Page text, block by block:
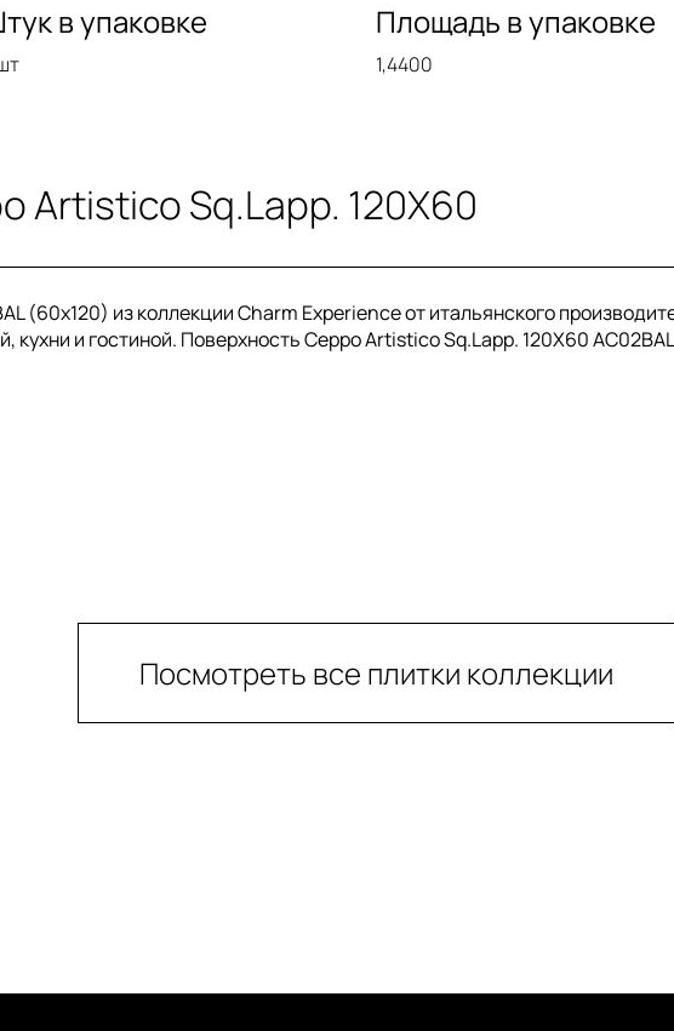
в упаковке Площадь в упаковке
1,4400
Artistico Sq.Lapp. 120X60
(60x120) из коллекции Charm Experience от итальянского
кухни и гостиной. Поверхность Ceppo Artistico Sq.Lapp. 120X60
Посмотреть все плитки коллекции